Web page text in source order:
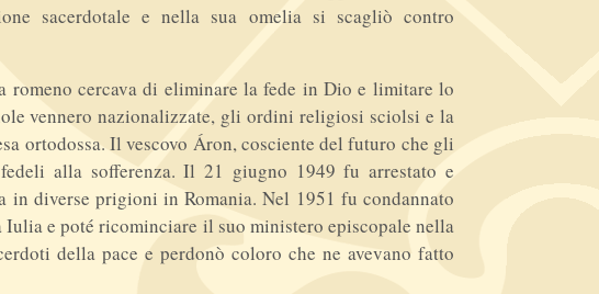
sacerdotale e nella sua omelia si scagliò contro
romeno cercava di eliminare la fede in Dio e limitare lo
vennero nazionalizzate, gli ordini religiosi sciolsi e la
ortodossa. Il vescovo Áron, cosciente del futuro che gli
alla sofferenza. Il 21 giugno 1949 fu arrestato e
in diverse prigioni in Romania. Nel 1951 fu condannato
e poté ricominciare il suo ministero episcopale nella
della pace e perdonò coloro che ne avevano fatto